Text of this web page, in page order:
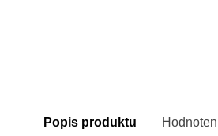
Popis produktu